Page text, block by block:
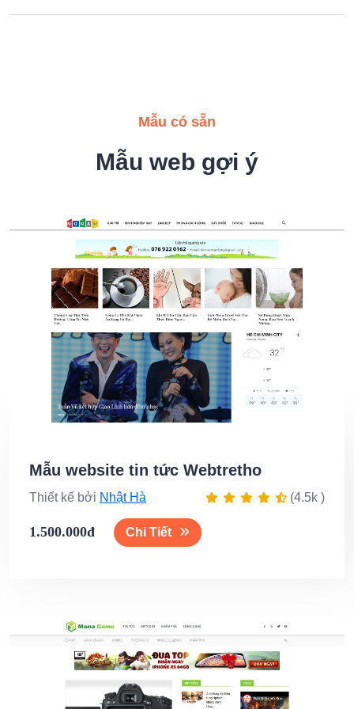
Mẫu có sẵn
Mẫu web gợi ý
Mẫu website tin tức Webtretho
Thiết kế bởi Nhật Hà (4.5k )
1.500.000đ Chi Tiết